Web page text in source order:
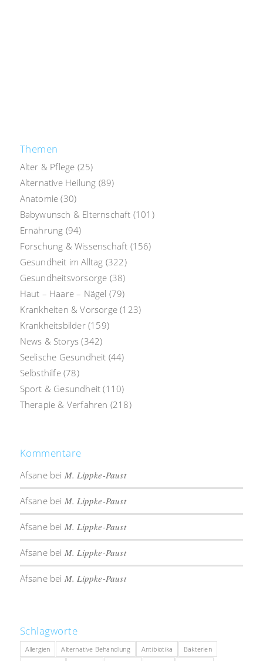
Themen
Alter & Pflege (25)
Alternative Heilung (89)
Anatomie (30)
Babywunsch & Elternschaft (101)
Ernährung (94)
Forschung & Wissenschaft (156)
Gesundheit im Alltag (322)
Gesundheitsvorsorge (38)
Haut – Haare – Nägel (79)
Krankheiten & Vorsorge (123)
Krankheitsbilder(159)
News & Storys (342)
Seelische Gesundheit (44)
Selbsthilfe(78)
Sport & Gesundheit (110)
Therapie & Verfahren (218)
Kommentare
Afsanebei M. Lippke-Paust
Afsanebei M. Lippke-Paust
Afsanebei M. Lippke-Paust
Afsanebei M. Lippke-Paust
Afsanebei M. Lippke-Paust
Schlagworte
Allergien Alternative Behandlung Antibiotika
Bakterien